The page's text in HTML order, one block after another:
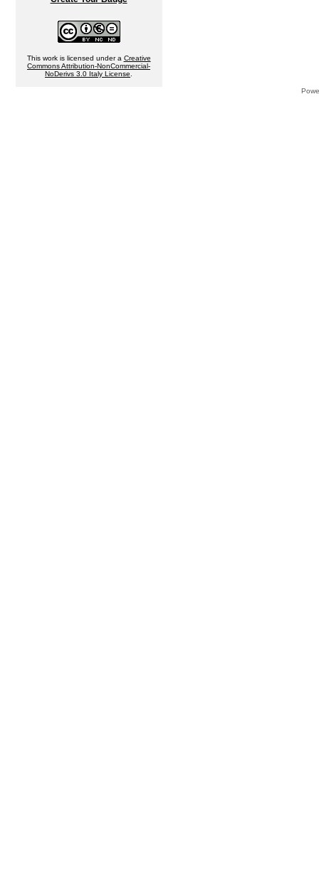
This work is licensed under a Creative
Commons Attribution-NonCommercial-
NoDerivs 3.0 Italy License